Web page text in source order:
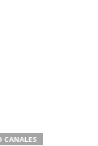
CANALES